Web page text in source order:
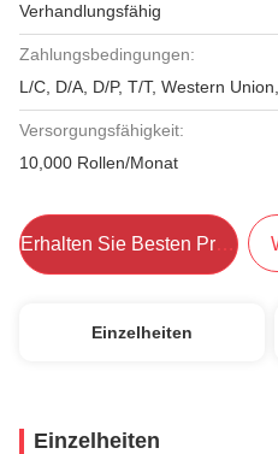
Verhandlungsfähig
Zahlungsbedingungen:
L/C, D/A, D/P, T/T, Western
Versorgungsfähigkeit:
10,000 Rollen/Monat
Erhalten Sie Besten Preis
Einzelheiten
Einzelheiten